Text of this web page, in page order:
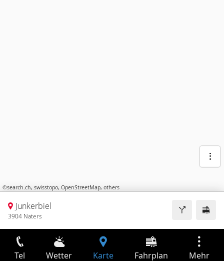
©search.ch, swisstopo, OpenStreetMap, others
Junkerbiel
3904 Naters
Tel Wetter Karte Fahrplan Mehr